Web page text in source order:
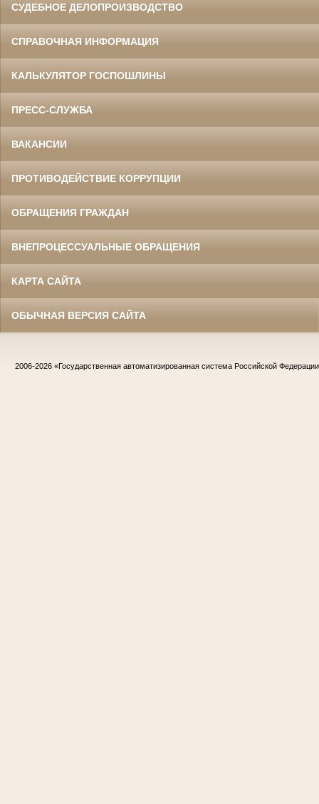
СУДЕБНОЕ ДЕЛОПРОИЗВОДСТВО
СПРАВОЧНАЯ ИНФОРМАЦИЯ
КАЛЬКУЛЯТОР ГОСПОШЛИНЫ
ПРЕСС-СЛУЖБА
ВАКАНСИИ
ПРОТИВОДЕЙСТВИЕ КОРРУПЦИИ
ОБРАЩЕНИЯ ГРАЖДАН
ВНЕПРОЦЕССУАЛЬНЫЕ ОБРАЩЕНИЯ
КАРТА САЙТА
ОБЫЧНАЯ ВЕРСИЯ САЙТА
2006-2026 «Государственная автоматизированная система Российской